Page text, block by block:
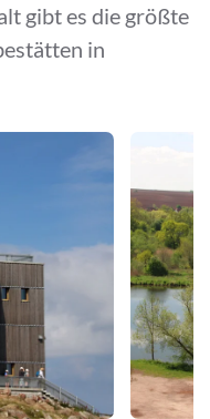
gibt es die größte
in